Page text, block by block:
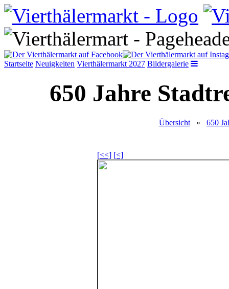
Startseite Neuigkeiten Vierthälermarkt 2027 Bildergalerie
650 Jahre
Übersicht» 650
[<<] [<]